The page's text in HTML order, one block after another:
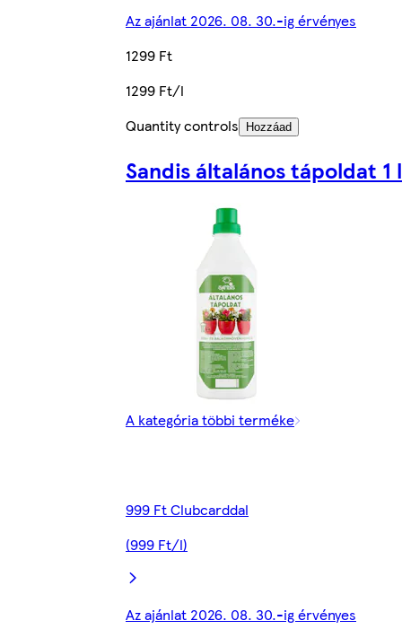
Az ajánlat 2026. 08. 30.-ig érvényes
1299 Ft
1299 Ft/l
Quantity controls
Hozzáad
Sandis általános tápoldat 1 l
A kategória többi terméke
999 Ft Clubcarddal
(999 Ft/l)
Az ajánlat 2026. 08. 30.-ig érvényes